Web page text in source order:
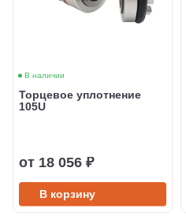
В наличии
Торцевое уплотнение
105U
от 18 056 ₽
В корзину